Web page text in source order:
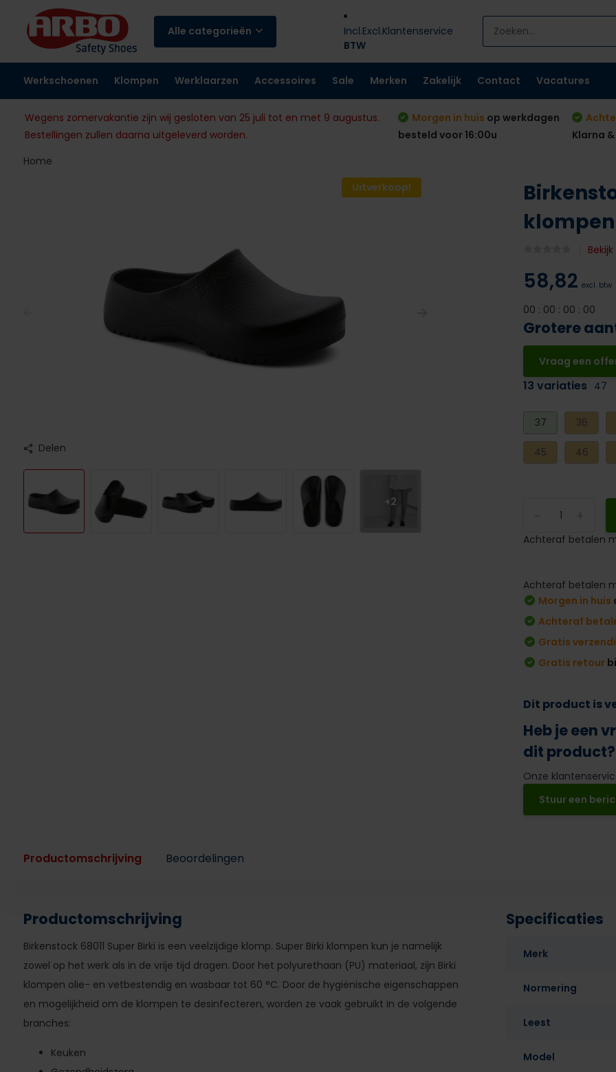
Alle categorieën Incl.Excl.
BTW
Klantenservice
Werkschoenen Klompen Werklaarzen Accessoires Sale Merken Zakelijk Contact Vacatures
Wegens zomervakantie zijn wij gesloten van 25 juli tot en met 9 augustus.
Bestellingen zullen daarna uitgeleverd worden.
Morgen in huis op werkdagen
besteld voor 16:00u
Klarna
Home
Uitverkoop!
Delen
+2
58,82 excl. btw
00 : 00 : 00 : 00
Grotere
Vraag een
13 variaties 47
37 36
45 46
Achteraf betalen
Achteraf betalen
Morgen in huis
Achteraf
Gratis
Gratis retour
Dit product is
Heb je een
dit product?
Onze
Stuur een
Productomschrijving Beoordelingen
Productomschrijving
Birkenstock 68011 Super Birki is een veelzijdige klomp. Super Birki klompen kun je namelijk
zowel op het werk als in de vrije tijd dragen. Door het polyurethaan (PU) materiaal, zijn Birki
klompen olie- en vetbestendig en wasbaar tot 60 °C. Door de hygiënische eigenschappen
en mogelijkheid om de klompen te desinfecteren, worden ze vaak gebruikt in de volgende
branches:
Keuken
Specificaties
Merk
Normering
Leest
Model